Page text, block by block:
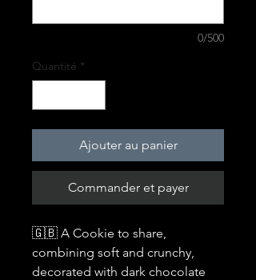
0/500
Quantité *
Ajouter au panier
Commander et payer
🇬🇧 A Cookie to share,
combining soft and crunchy,
decorated with dark chocolate